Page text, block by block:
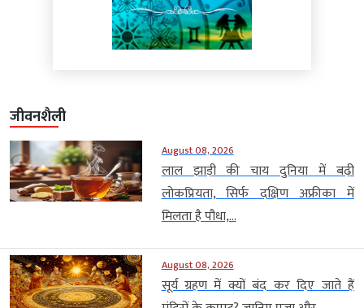
जीवनशैली
August 08, 2026
लाल झाड़ी की चाय दुनिया में बढ़ी
लोकप्रियता, सिर्फ दक्षिण अफ्रीका में
मिलता है पौधा,...
August 08, 2026
सूर्य ग्रहण में क्यों बंद कर दिए जाते हैं